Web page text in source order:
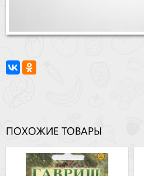
ПОХОЖИЕ ТОВАРЫ